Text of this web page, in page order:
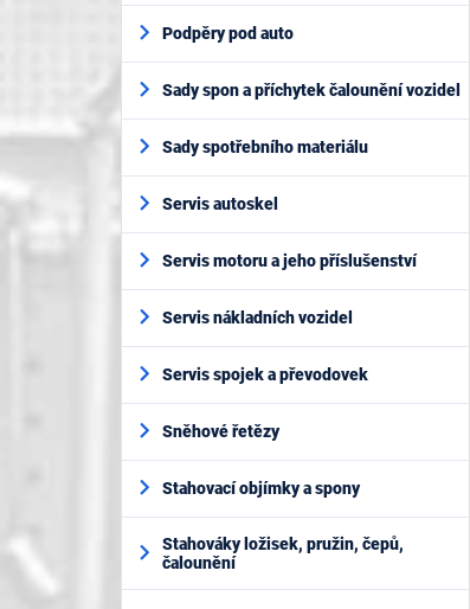
Podpěry pod auto
Sady spon a příchytek čalounění vozidel
Sady spotřebního materiálu
Servis autoskel
Servis motoru a jeho příslušenství
Servis nákladních vozidel
Servis spojek a převodovek
Sněhové řetězy
Stahovací objímky a spony
Stahováky ložisek, pružin, čepů,
čalounění